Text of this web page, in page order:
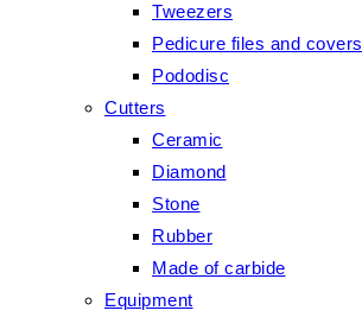
Tweezers
Pedicure files and covers
Pododisc
Cutters
Ceramic
Diamond
Stone
Rubber
Made of carbide
Equipment